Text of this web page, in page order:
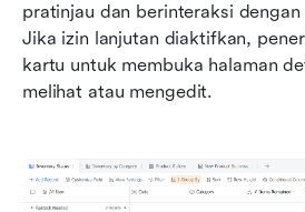
pratinjau dan berinteraksi
Jika izin lanjutan diaktifkan,
kartu untuk membuka halaman
melihat atau mengedit.